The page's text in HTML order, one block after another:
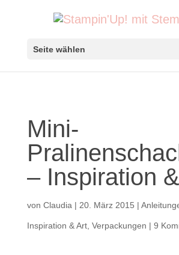
Seite wählen
Mini-
– Inspiration
von Claudia | 20. März 2015 |
Inspiration & Art, Verpackungen | 9